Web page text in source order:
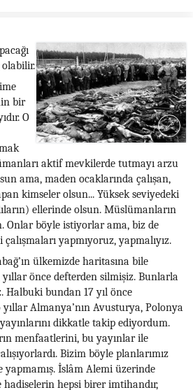
olabilir.
bir
O
aktif mevkilerde tutmayı arzu
ama, maden ocaklarında çalışan,
kimseler olsun... Yüksek seviyedeki
ellerinde olsun. Müslümanların
Onlar böyle istiyorlar ama, biz de
çalışmaları yapmıyoruz, yapmalıyız.
ülkemizde haritasına bile
önce defterden silmişiz. Bunlarla
Halbuki bundan 17 yıl önce
Almanya’nın Avusturya, Polonya
dikkatle takip ediyordum.
menfaatlerini, bu yayınlar ile
Bizim böyle planlarımız
yapmamış. İslâm Alemi üzerinde
hepsi birer imtihandır,